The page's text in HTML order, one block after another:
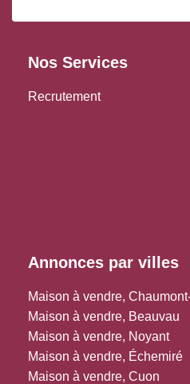
Nos Services
Recrutement
Annonces par villes
Maison à vendre,
Maison à vendre, Beauvau
Maison à vendre, Noyant
Maison à vendre, Échemiré
Maison à vendre, Cuon